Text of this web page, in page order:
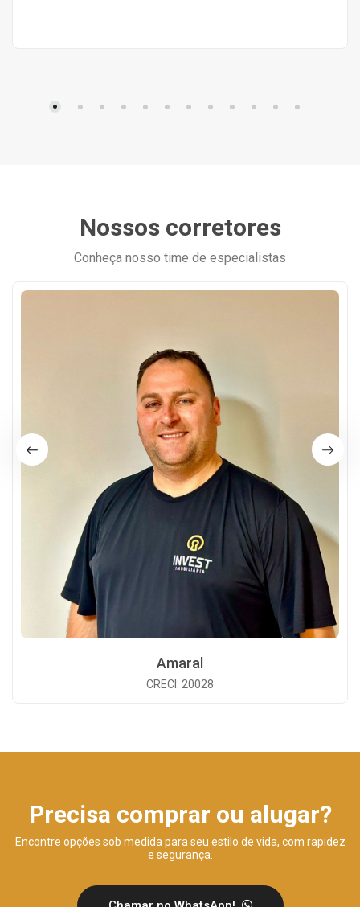
Nossos corretores
Conheça nosso time de especialistas
Amaral
CRECI: 20028
Precisa comprar ou alugar?
Encontre opções sob medida para seu estilo de vida, com rapidez
e segurança.